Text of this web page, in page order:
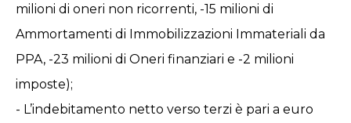
milioni di oneri non ricorrenti, -15 milioni di
Ammortamenti di Immobilizzazioni Immateriali da
PPA, -23 milioni di Oneri finanziari e -2 milioni
imposte);
- L’indebitamento netto verso terzi è pari a euro